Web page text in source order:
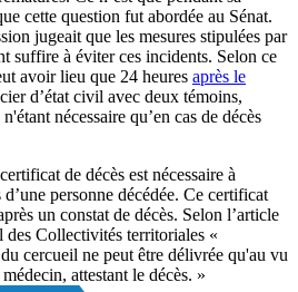
cette question fut abordée au Sénat.
jugeait que les mesures stipulées par
suffire à éviter ces incidents. Selon ce
avoir lieu que 24 heures après le
d’état civil avec deux témoins,
nécessaire qu’en cas de décès
de décès est nécessaire à
personne décédée. Ce certificat
un constat de décès. Selon l’article
Collectivités territoriales «
cercueil ne peut être délivrée qu'au vu
attestant le décès. »